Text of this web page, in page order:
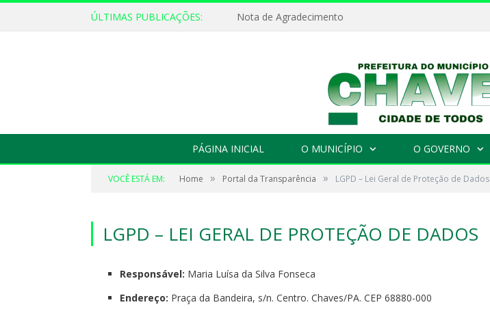
ÚLTIMAS PUBLICAÇÕES: Nota de Agradecimento
PÁGINA INICIAL O MUNICÍPIO O GOVERNO
VOCÊ ESTÁ EM: Home » Portal da Transparência » LGPD – Lei Geral de Proteção de Dados
LGPD – LEI GERAL DE PROTEÇÃO DE DADOS
Responsável: Maria Luísa da Silva Fonseca
Endereço: Praça da Bandeira, s/n. Centro. Chaves/PA. CEP 68880-000